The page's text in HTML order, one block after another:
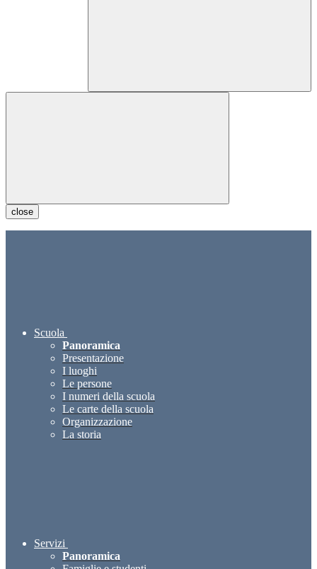
close
Scuola
Panoramica
Presentazione
I luoghi
Le persone
I numeri della scuola
Le carte della scuola
Organizzazione
La storia
Servizi
Panoramica